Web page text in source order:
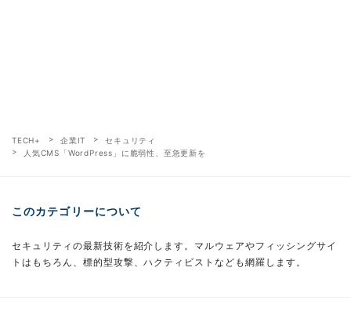
TECH+ 企業IT
セキュリティ
人気CMS「WordPress」に脆弱性、至急更新を
このカテゴリーについて
セキュリティの最新技術を紹介します。マルウェアやフィッシングサイ
トはもちろん、標的型攻撃、ハクティビストなども網羅します。